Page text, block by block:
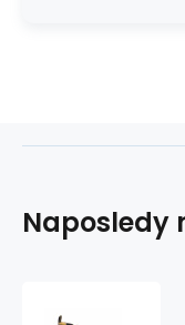
Naposledy